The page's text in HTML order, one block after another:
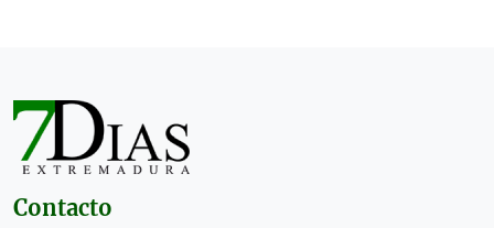
Contacto